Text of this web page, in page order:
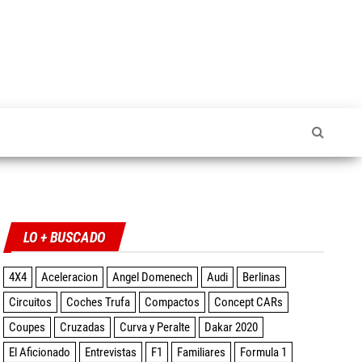
LO + BUSCADO
4X4 Aceleracion Angel Domenech Audi
Berlinas
Circuitos
Coches Trufa Compactos
Concept CARs
Coupes
Cruzadas Curva y Peralte
Dakar 2020
El Aficionado
Entrevistas F1 Familiares
Formula 1